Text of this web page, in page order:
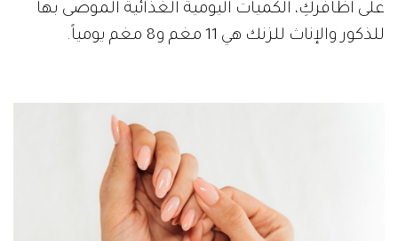
على أظافركِ، الكميات اليومية الغذائية الموصى بها
للذكور والإناث للزنك هي 11 مغم و8 مغم يومياً.